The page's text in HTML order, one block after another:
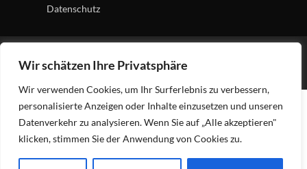
Wir schätzen Ihre Privatsphäre
Wir verwenden Cookies, um Ihr Surferlebnis zu verbessern,
personalisierte Anzeigen oder Inhalte einzusetzen und unseren
Datenverkehr zu analysieren. Wenn Sie auf „Alle akzeptieren"
klicken, stimmen Sie der Anwendung von Cookies zu.
Datenschutz
| Powered byWordPress.